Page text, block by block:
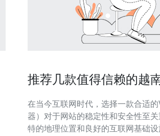
推荐几款值得信赖的越
在当今互联网时代，选择一款合适
器）对于网站的稳定性和安全性至
特的地理位置和良好的互联网基础